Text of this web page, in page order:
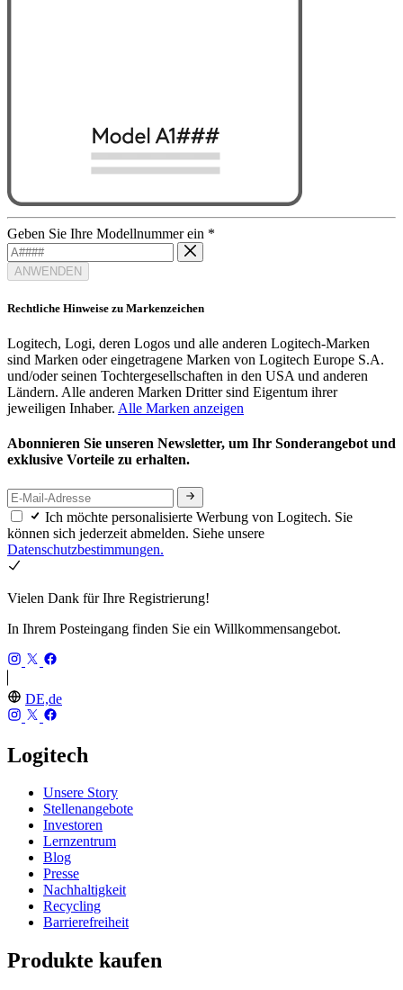
Geben Sie Ihre Modellnummer ein *
ANWENDEN
Rechtliche Hinweise zu Markenzeichen
Logitech, Logi, deren Logos und alle anderen Logitech-Marken
sind Marken oder eingetragene Marken von Logitech Europe S.A.
und/oder seinen Tochtergesellschaften in den USA und anderen
Ländern. Alle anderen Marken Dritter sind Eigentum ihrer
jeweiligen Inhaber. Alle Marken anzeigen
Abonnieren Sie unseren Newsletter, um Ihr Sonderangebot und
exklusive Vorteile zu erhalten.
Ich möchte personalisierte Werbung von Logitech. Sie
können sich jederzeit abmelden. Siehe unsere
Datenschutzbestimmungen.
Vielen Dank für Ihre Registrierung!
In Ihrem Posteingang finden Sie ein Willkommensangebot.
DE,de
Logitech
Unsere Story
Stellenangebote
Investoren
Lernzentrum
Blog
Presse
Nachhaltigkeit
Recycling
Barrierefreiheit
Produkte kaufen